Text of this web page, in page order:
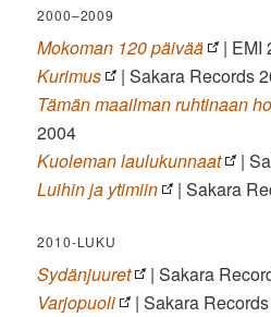
2000–2009
Mokoman 120 päivää
| EMI
Kurimus
| Sakara Records
Tämän maailman ruhtinaan
2004
Kuoleman laulukunnaat
|
Luihin ja ytimiin
| Sakara
2010-LUKU
Sydänjuuret
| Sakara
Varjopuoli
| Sakara